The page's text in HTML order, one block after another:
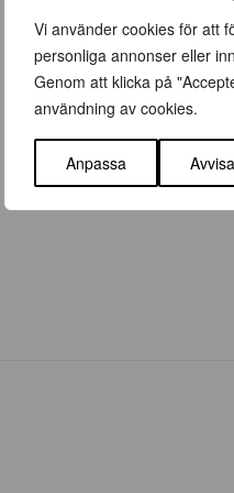
Vi använder cookies för att
personliga annonser eller
Genom att klicka på
användning av cookies.
Anpassa